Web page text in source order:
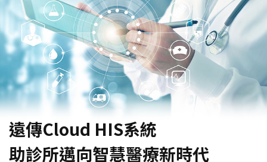
遠傳Cloud HIS系統
助診所邁向智慧醫療新時代